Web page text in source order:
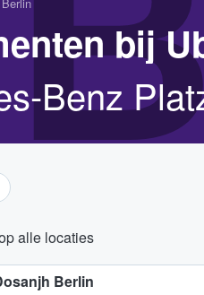
bij
Benz
alle locaties
Berlin